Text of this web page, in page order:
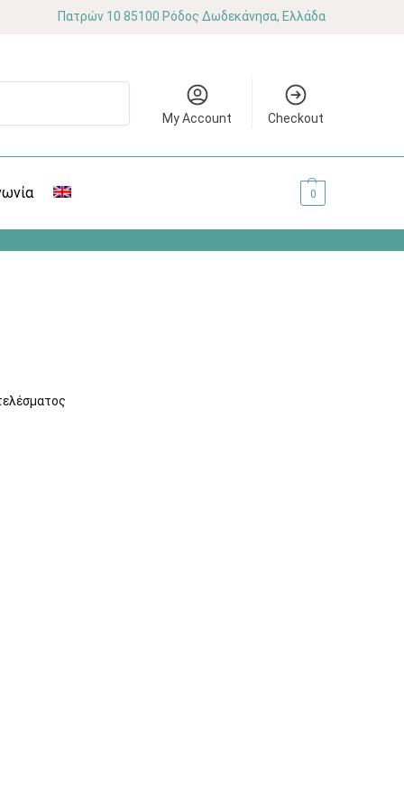
Πατρών 10 85100 Ρόδος Δωδεκάνησα, Ελλάδα
My Account Checkout
0